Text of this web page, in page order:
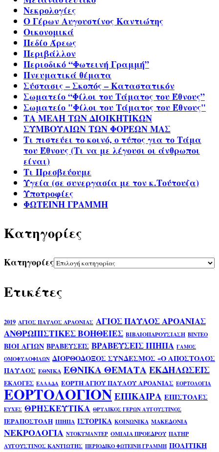
Νεκρολογίες
Ο Γέρων Αυγουστίνος Καντιώτης
Οικονομικά
Πεδίο Άρεως
Περιβάλλον
Περιοδικό “Φωτεινή Γραμμή”
Πνευματικά θέματα
Σύστασις – Σκοπός – Καταστατικόν
Σωματείο “Φίλοι του Τάματος του Έθνους”
Σωματείο "Φίλοι του Τάματος του Έθνους"
ΤΑ ΜΕΛΗ ΤΩΝ ΔΙΟΙΚΗΤΙΚΩΝ
ΣΥΜΒΟΥΛΙΩΝ ΤΩΝ ΦΟΡΕΩΝ ΜΑΣ
Τι πιστεύει το κοινό, ο τύπος για το Τάμα
του Έθνους (Τι να με λέγουσι οι άνθρωποι
είναι)
Τι Πρεσβεύουμε
Υγεία (σε συνεργασία με τον κ.Τούτουζα)
Υποτροφίες
ΦΩΤΕΙΝΗ ΓΡΑΜΜΗ
Kατηγορίες
Kατηγορίες
Ετικέτες
2019 ΑΓΙΟΣ ΠΑΥΛΟΣ ΑΡΑΟΝΙΑΣ ΑΓΙΟΣ ΠΑΥΛΟΣ ΑΡΟΑΝΙΑΣ
ΑΝΘΡΩΠΙΣΤΙΚΕΣ ΒΟΗΘΕΙΕΣ ΒΙΒΛΙΟΠΑΡΟΥΣΙΑΣΗ ΒΙΝΤΕΟ
ΒΙΟΙ ΑΓΙΩΝ ΒΡΑΒΕΥΣΕΙΣ ΒΡΑΒΕΥΣΕΙΣ ΙΠΗΠΑ ΓΑΜΟΣ
ΟΜΟΦΥΛΟΦΙΛΩΝ ΔΙΟΡΘΟΔΟΞΟΣ ΣΥΝΔΕΣΜΟΣ «Ο ΑΠΟΣΤΟΛΟΣ
ΠΑΥΛΟΣ ΕΘΝΙΚΑ ΕΘΝΙΚΑ ΘΕΜΑΤΑΕΚΔΗΛΩΣΕΙΣ
ΕΚΛΟΓΕΣ ΕΛΛΑΔΑ ΕΟΡΤΗ ΑΓΙΟΥ ΠΑΥΛΟΥ ΑΡΟΑΝΙΑΣ ΕΟΡΤΟΛΟΓΙΑ
ΕΟΡΤΟΛΟΓΙΟΝΕΠΙΚΑΙΡΑ ΕΠΙΣΤΟΛΕΣ
ΕΥΧΕΣ ΘΡΗΣΚΕΥΤΙΚΑ ΘΡΥΛΙΚΟΣ ΓΕΡΩΝ ΑΥΓΟΥΣΤΙΝΟΣ
ΙΕΡΑΠΟΣΤΟΛΗ ΙΠΗΠΑ ΙΣΤΟΡΙΚΑ ΚΟΙΝΩΝΙΚΑ ΜΑΚΕΔΟΝΙΑ
ΝΕΚΡΟΛΟΓΙΑ ΝΤΟΚΥΜΑΝΤΕΡ ΟΜΙΛΙΑ ΠΡΟΕΔΡΟΥ ΠΑΤΗΡ
ΑΥΓΟΥΣΤΙΝΟΣ ΚΑΝΤΙΩΤΗΣ ΠΕΡΙΟΔΙΚΟ ΦΩΤΕΙΝΗ ΓΡΑΜΜΗ ΠΟΛΙΤΙΚΗ